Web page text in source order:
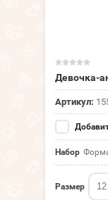
Девочка-
Артикул:
Набор
Размер